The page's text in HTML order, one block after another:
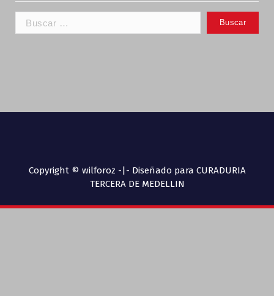
Copyright © wilforoz -|- Diseñado para CURADURIA
TERCERA DE MEDELLIN